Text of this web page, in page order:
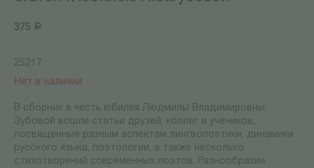
375 Р
25217
Нет в наличии
В сборник в честь юбилея Людмилы Владимировны
Зубовой вошли статьи друзей, коллег и учеников,
посвященные разным аспектам лингвопоэтики, динамики
русского языка, поэтологии, а также несколько
стихотворений современных поэтов. Разнообразие